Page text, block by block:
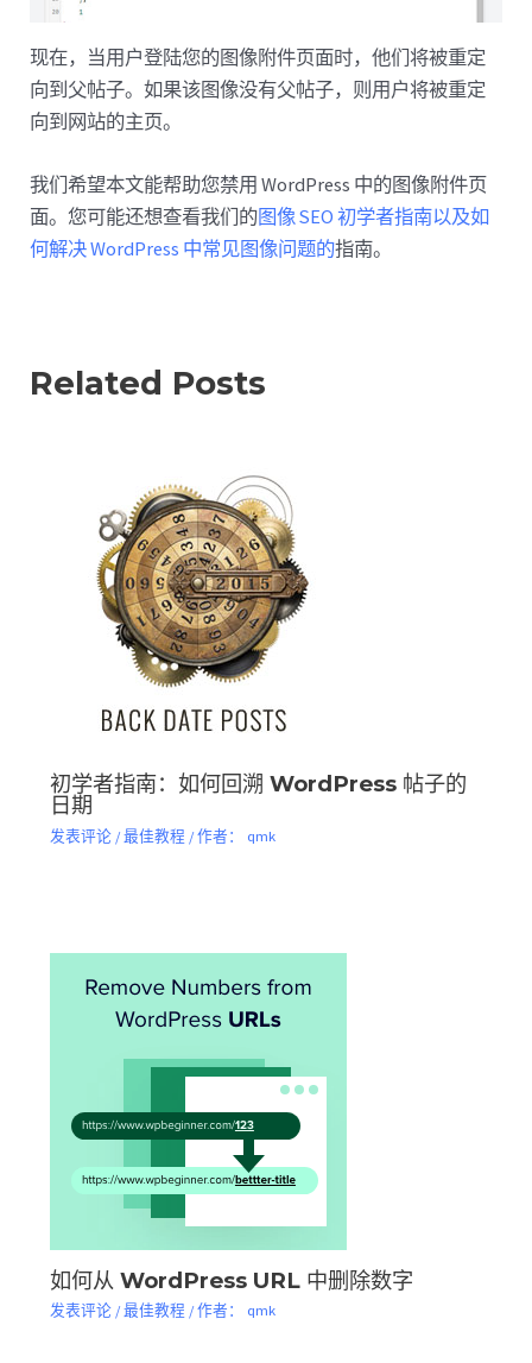
现在，当用户登陆您的图像附件页面时，他们将被重定
向到父帖子。如果该图像没有父帖子，则用户将被重定
向到网站的主页。
我们希望本文能帮助您禁用 WordPress 中的图像附件页
面。您可能还想查看我们的图像 SEO 初学者指南以及如
何解决 WordPress 中常见图像问题的指南。
Related Posts
初学者指南：如何回溯 WordPress 帖子的
日期
发表评论 /最佳教程 / 作者： qmk
如何从 WordPress URL 中删除数字
发表评论 /最佳教程 / 作者： qmk